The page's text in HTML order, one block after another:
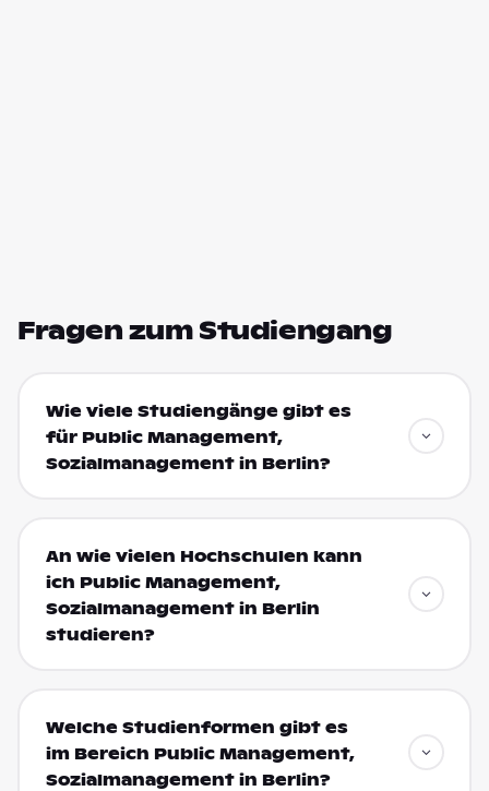
Fragen zum Studiengang
Wie viele Studiengänge gibt es
für Public Management,
Sozialmanagement in Berlin?
An wie vielen Hochschulen kann
ich Public Management,
Sozialmanagement in Berlin
studieren?
Welche Studienformen gibt es
im Bereich Public Management,
Sozialmanagement in Berlin?